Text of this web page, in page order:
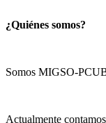
¿Quiénes somos?
Somos MIGSO-
Actualmente